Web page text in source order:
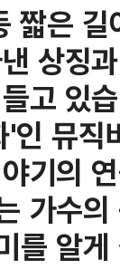
짧은
상징
고 있
인 뮤직
기의
가수
를 알